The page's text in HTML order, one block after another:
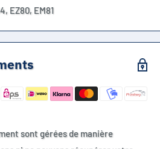
EZ80, EM81
sont gérées de manière